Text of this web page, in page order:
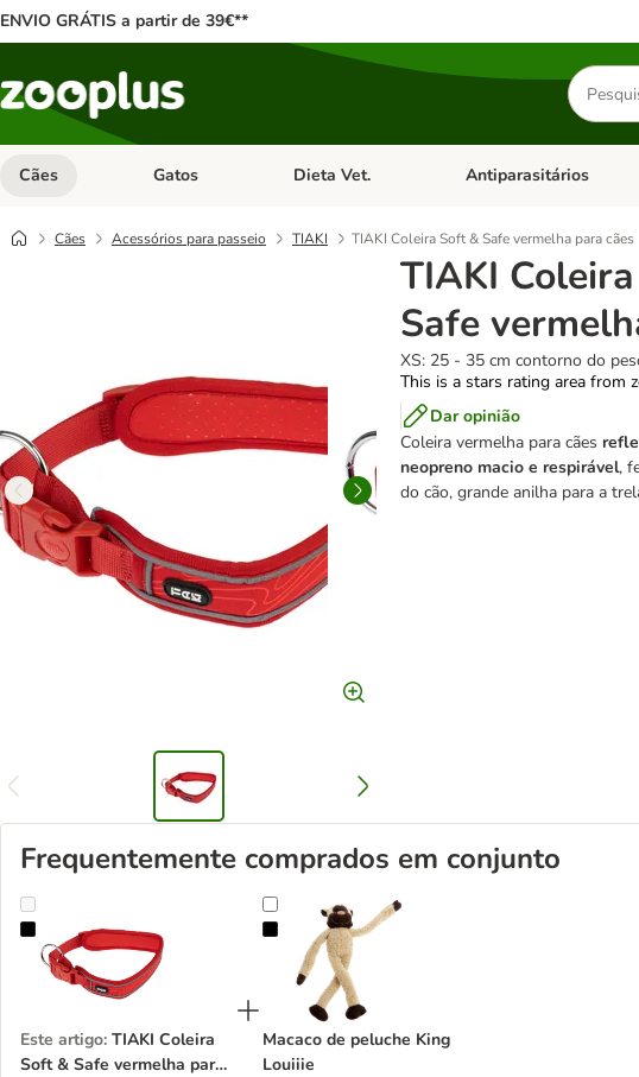
ENVIO GRÁTIS a partir de 39€**
Pesquisar
produtos
Cães Abrir menu de categoria: Cães
Gatos Abrir menu de categoria: Gatos
Dieta Vet. Abrir menu de categoria:
Antiparasitários
Cães Acessórios para passeio TIAKI TIAKI Coleira Soft & Safe vermelha para cães
TIAKI
Safe
XS: 25 - 35 cm contorno do
This is a stars rating area from
Dar opinião
Coleira vermelha para cães
neopreno macio e respirável,
do cão, grande anilha para a
Frequentemente comprados em conjunto
TIAKI Coleira Soft & Safe vermelha para cães
Este artigo: TIAKI Coleira
Soft & Safe vermelha para
Macaco de peluche King Louiiie
Macaco de peluche King
Louiiie